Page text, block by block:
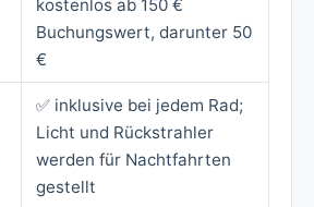
kostenlos ab 150 €
Buchungswert, darunter 50
€
✅ inklusive bei jedem Rad;
Licht und Rückstrahler
werden für Nachtfahrten
gestellt